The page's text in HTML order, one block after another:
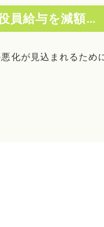
員給与を減額…
化が見込まれるため